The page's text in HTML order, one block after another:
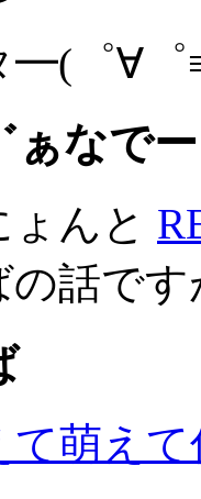
━(゜∀
ぁなで
んと
の話で
て萌え